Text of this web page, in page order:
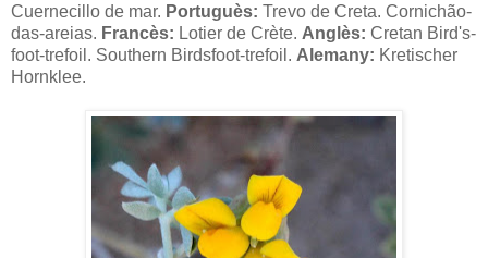
Cuernecillo de mar. Portuguès: Trevo de Creta. Cornichão-
das-areias. Francès: Lotier de Crète. Anglès: Cretan Bird's-
foot-trefoil. Southern Birdsfoot-trefoil. Alemany: Kretischer
Hornklee.